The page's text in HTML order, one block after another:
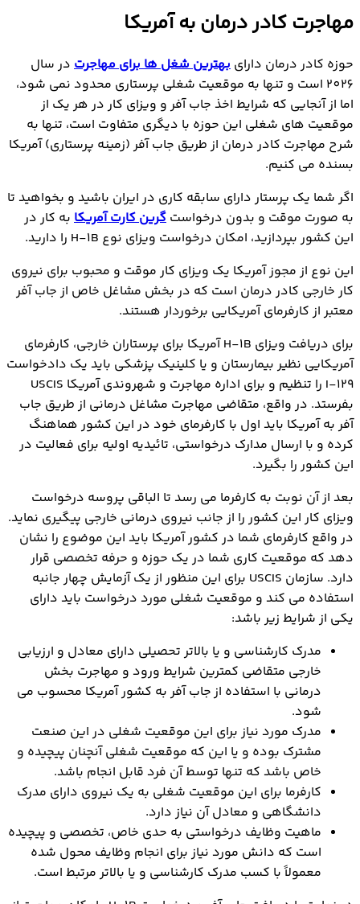
مهاجرت کادر درمان به آمریکا
حوزه کادر درمان دارای بهترین شغل ها برای مهاجرت در سال
2026 است و تنها به موقعیت شغلی پرستاری محدود نمی شود،
اما از آنجایی که شرایط اخذ جاب آفر و ویزای کار در هر یک از
موقعیت های شغلی این حوزه با دیگری متفاوت است، تنها به
شرح مهاجرت کادر درمان از طریق جاب آفر (زمینه پرستاری) آمریکا
بسنده می کنیم.
اگر شما یک پرستار دارای سابقه کاری در ایران باشید و بخواهید تا
به صورت موقت و بدون درخواست گرین کارت آمریکا به کار در
این کشور بپردازید، امکان درخواست ویزای نوع H-1B را دارید.
این نوع از مجوز آمریکا یک ویزای کار موقت و محبوب برای نیروی
کار خارجی کادر درمان است که در بخش مشاغل خاص از جاب آفر
معتبر از کارفرمای آمریکایی برخوردار هستند.
برای دریافت ویزای H-1B آمریکا برای پرستاران خارجی، کارفرمای
آمریکایی نظیر بیمارستان و یا کلینیک پزشکی باید یک دادخواست
I-129 را تنظیم و برای اداره مهاجرت و شهروندی آمریکا USCIS
بفرستد. در واقع، متقاضی مهاجرت مشاغل درمانی از طریق جاب
آفر به آمریکا باید اول با کارفرمای خود در این کشور هماهنگ
کرده و با ارسال مدارک درخواستی، تائیدیه اولیه برای فعالیت در
این کشور را بگیرد.
بعد از آن نوبت به کارفرما می رسد تا الباقی پروسه درخواست
ویزای کار این کشور را از جانب نیروی درمانی خارجی پیگیری نماید.
در واقع کارفرمای شما در کشور آمریکا باید این موضوع را نشان
دهد که موقعیت کاری شما در یک حوزه و حرفه تخصصی قرار
دارد. سازمان USCIS برای این منظور از یک آزمایش چهار جانبه
استفاده می کند و موقعیت شغلی مورد درخواست باید دارای
یکی از شرایط زیر باشد:
مدرک کارشناسی و یا بالاتر تحصیلی دارای معادل و ارزیابی
خارجی متقاضی کمترین شرایط ورود و مهاجرت بخش
درمانی با استفاده از جاب آفر به کشور آمریکا محسوب می
شود.
مدرک مورد نیاز برای این موقعیت شغلی در این صنعت
مشترک بوده و یا این که موقعیت شغلی آنچنان پیچیده و
خاص باشد که تنها توسط آن فرد قابل انجام باشد.
کارفرما برای این موقعیت شغلی به یک نیروی دارای مدرک
دانشگاهی و معادل آن نیاز دارد.
ماهیت وظایف درخواستی به حدی خاص، تخصصی و پیچیده
است که دانش مورد نیاز برای انجام وظایف محول شده
معمولاً با کسب مدرک کارشناسی و یا بالاتر مرتبط است.